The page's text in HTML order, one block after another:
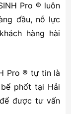
Pro ® luôn
đầu, nỗ lực
hàng hài
Pro ® tự tin là
phốt tại Hải
được tư vấn